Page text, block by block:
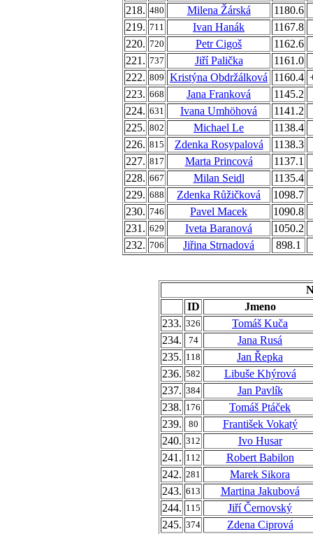
218. 480 Milena Žárská
1180.6
219. 711 Ivan Hanák
1167.8
220. 720 Petr Cigoš
1162.6
221. 737 Jiří Palička
1161.0
222. 809 Kristýna Obdržálková 1160.4
223. 668 Jana Franková
1145.2
224. 631 Ivana Umhöhová
1141.2
225. 802 Michael Le
1138.4
226. 815 Zdenka Rosypalová
1138.3
227. 817 Marta Princová
1137.1
228. 667 Milan Seidl
1135.4
229. 688 Zdenka Růžičková
1098.7
230. 746 Pavel Macek
1090.8
231. 629 Iveta Baranová
1050.2
232. 706 Jiřina Strnadová 898.1
ID
Jmeno
233. 326
Tomáš Kuča
234.
74
Jana Rusá
235. 118
Jan Řepka
236. 582
Libuše Khýrová
237. 384
Jan Pavlík
238. 176
Tomáš Ptáček
239.
80
František Vokatý
240. 312
Ivo Husar
241. 112
Robert Babilon
242. 281
Marek Sikora
243. 613
Martina Jakubová
244. 115
Jiří Černovský
245. 374
Zdena Ciprová